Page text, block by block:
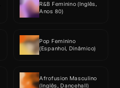
R&B Feminino (Inglês,
Anos 80)
Pop Feminino
(Espanhol, Dinâmico)
Afrofusion Masculino
(Inglês, Dancehall)